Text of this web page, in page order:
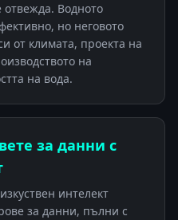
отвежда. Водното
но неговото
от климата, проекта на
на
на вода.
за данни с
интелект
за данни, пълни с